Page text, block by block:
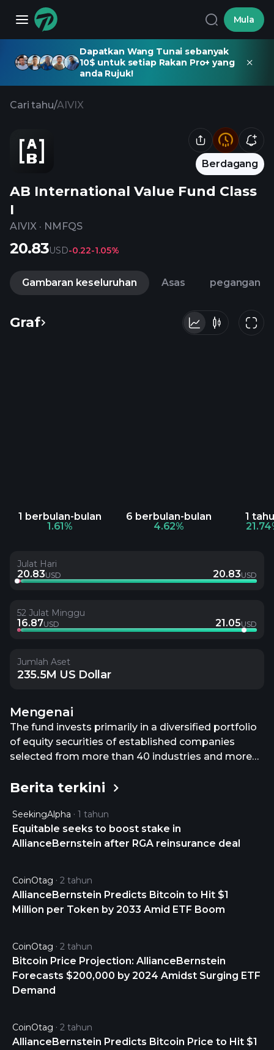
Mula
Dapatkan Wang Tunai sebanyak
10$ untuk setiap Rakan Pro+ yang
anda Rujuk!
Cari tahu/AIVIX
Berdagang
AB International Value Fund Class
I
AIVIX · NMFQS
20.83USD-0.22-1.05%
Gambaran keseluruhan Asas pegangan
Graf
1 berbulan-bulan
1.61%
6 berbulan-bulan
4.62%
1
Julat Hari
20.83USD 20.83USD
52 Julat Minggu
16.87USD 21.05USD
Jumlah Aset
235.5M US Dollar
Berita terkini
SeekingAlpha 1 tahun
Equitable seeks to boost stake in
AllianceBernstein after RGA reinsurance deal
CoinOtag 2 tahun
AllianceBernstein Predicts Bitcoin to Hit $1
Million per Token by 2033 Amid ETF Boom
CoinOtag 2 tahun
Bitcoin Price Projection: AllianceBernstein
Forecasts $200,000 by 2024 Amidst Surging ETF
Demand
CoinOtag 2 tahun
AllianceBernstein Predicts Bitcoin Price to Hit $1
Mengenai
The fund invests primarily in a diversified portfolio
of equity securities of established companies
selected from more than 40 industries and more
countries. These countries currently include the
Canada, Australia and emerging market countries
worldwide. The fund invests significantly (at least
40%--unless market conditions are not deemed
companies. In addition, it invests, under normal
circumstances, in the equity securities of
companies located in at least three countries.